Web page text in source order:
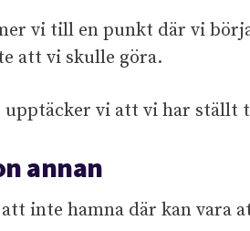
vi till en punkt där vi
att vi skulle göra.
upptäcker vi att vi har ställt
annan
inte hamna där kan vara